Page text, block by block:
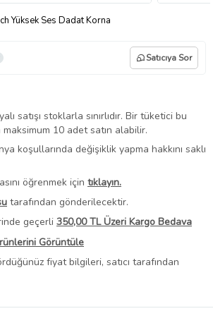
Yüksek Ses Dadat Korna
Satıcıya Sor
satışı stoklarla sınırlıdır. Bir tüketici bu
10 adet satın alabilir.
koşullarında değişiklik yapma hakkını saklı
öğrenmek için tıklayın.
tarafından gönderilecektir.
geçerli 350,00 TL Üzeri Kargo Bedava
Görüntüle
fiyat bilgileri, satıcı tarafından